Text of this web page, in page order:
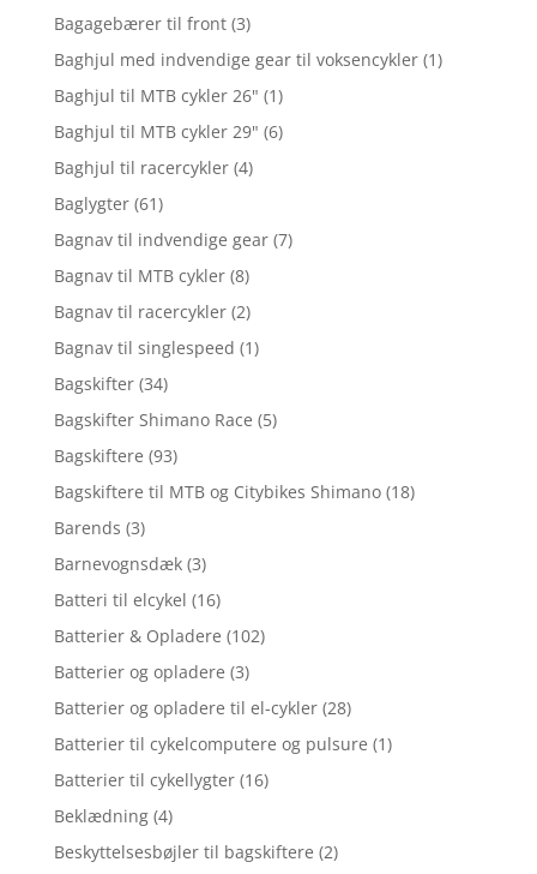
Bagagebærer til front (3)
Baghjul med indvendige gear til voksencykler (1)
Baghjul til MTB cykler 26" (1)
Baghjul til MTB cykler 29" (6)
Baghjul til racercykler (4)
Baglygter (61)
Bagnav til indvendige gear (7)
Bagnav til MTB cykler (8)
Bagnav til racercykler (2)
Bagnav til singlespeed (1)
Bagskifter (34)
Bagskifter Shimano Race (5)
Bagskiftere (93)
Bagskiftere til MTB og Citybikes Shimano (18)
Barends (3)
Barnevognsdæk (3)
Batteri til elcykel (16)
Batterier & Opladere (102)
Batterier og opladere (3)
Batterier og opladere til el-cykler (28)
Batterier til cykelcomputere og pulsure (1)
Batterier til cykellygter (16)
Beklædning (4)
Beskyttelsesbøjler til bagskiftere (2)